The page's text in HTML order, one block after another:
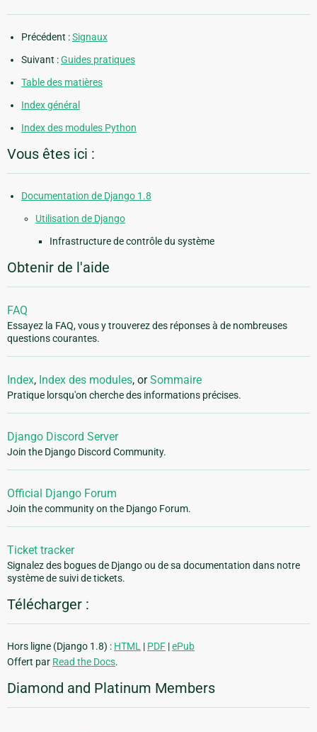
Précédent :Signaux
Suivant :Guides pratiques
Table des matières
Index général
Index des modules Python
Vous êtes ici :
Documentation de Django 1.8
Utilisation de Django
Infrastructure de contrôle du système
Obtenir de l'aide
FAQ
Essayez la FAQ, vous y trouverez des réponses à de nombreuses
questions courantes.
Index, Index des modules, orSommaire
Pratique lorsqu'on cherche des informations précises.
Django Discord Server
Join the Django Discord Community.
Official Django Forum
Join the community on the Django Forum.
Ticket tracker
Signalez des bogues de Django ou de sa documentation dans notre
système de suivi de tickets.
Télécharger :
Hors ligne (Django 1.8) : HTML | PDF |ePub
Offert par Read the Docs.
Diamond and Platinum Members